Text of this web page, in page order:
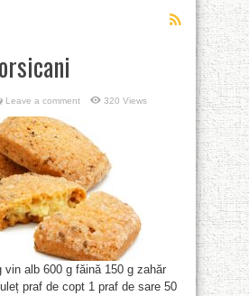
Leave a comment 320 Views
vin alb 600 g făină 150 g zahăr
praf de copt 1 praf de sare 50